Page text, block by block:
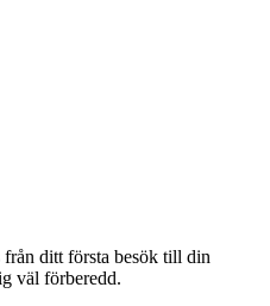
ditt första besök till din
väl förberedd.